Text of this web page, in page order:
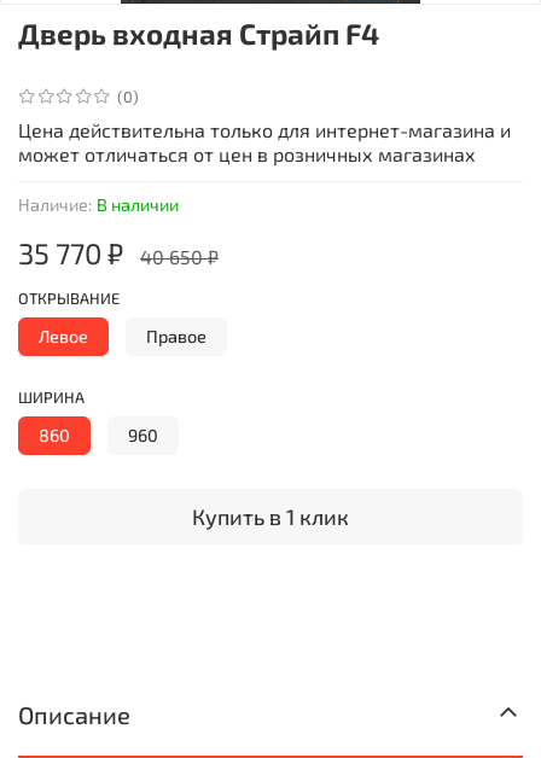
(0)
Наличие: В наличии
Дверь входная Страйп F4
35 770 ₽ 40 650 ₽
Купить в 1 клик
ОТКРЫВАНИЕ
Левое Правое
ШИРИНА
860 960
Цена действительна только для интернет-магазина и
может отличаться от цен в розничных магазинах
Описание